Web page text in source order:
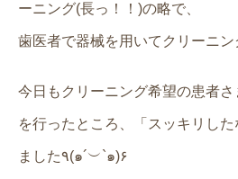
ーニング(長っ！！)の略で、
歯医者で器械を用いてクリーニン
今日もクリーニング希望の患者
を行ったところ、「スッキリし
ました٩(๑´︶`๑)۶